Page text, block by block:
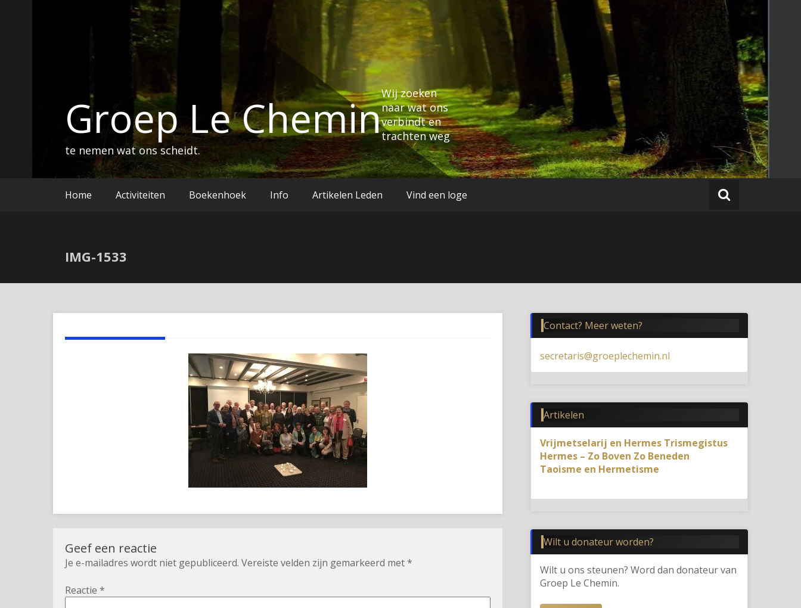
Groep Le CheminWij zoeken
naar wat ons
verbindt en
trachten weg
te nemen wat ons scheidt.
Home Activiteiten Boekenhoek Info Artikelen Leden Vind een loge
IMG-1533
Geef een reactie
Je e-mailadres wordt niet gepubliceerd. Vereiste velden zijn gemarkeerd met*
Reactie *
Contact? Meer weten?
secretaris@groeplechemin.nl
Artikelen
Vrijmetselarij en Hermes Trismegistus
Hermes – Zo Boven Zo Beneden
Taoisme en Hermetisme
Wilt u donateur worden?
Wilt u ons steunen? Word dan donateur van
Groep Le Chemin.